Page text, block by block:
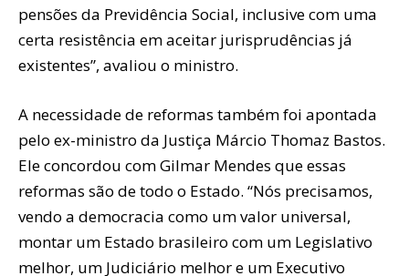
pensões da Previdência Social, inclusive com uma
certa resistência em aceitar jurisprudências já
existentes”, avaliou o ministro.
A necessidade de reformas também foi apontada
pelo ex-ministro da Justiça Márcio Thomaz Bastos.
Ele concordou com Gilmar Mendes que essas
reformas são de todo o Estado. “Nós precisamos,
vendo a democracia como um valor universal,
montar um Estado brasileiro com um Legislativo
melhor, um Judiciário melhor e um Executivo